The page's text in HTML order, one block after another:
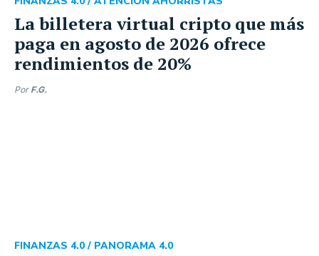
La billetera virtual cripto que más
paga en agosto de 2026 ofrece
rendimientos de 20%
Por F.G.
FINANZAS 4.0 / PANORAMA 4.0